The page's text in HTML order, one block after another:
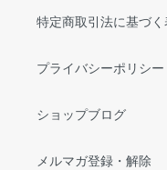
特定商取引法に基づ
プライバシーポリシー
ショップブログ
メルマガ登録・解除